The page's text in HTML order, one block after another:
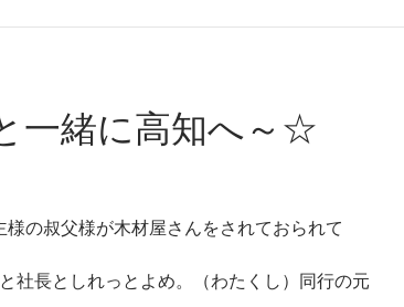
一緒に高知へ～☆
様の叔父様が木材屋さんをされておられて
社長としれっとよめ。（わたくし）同行の元